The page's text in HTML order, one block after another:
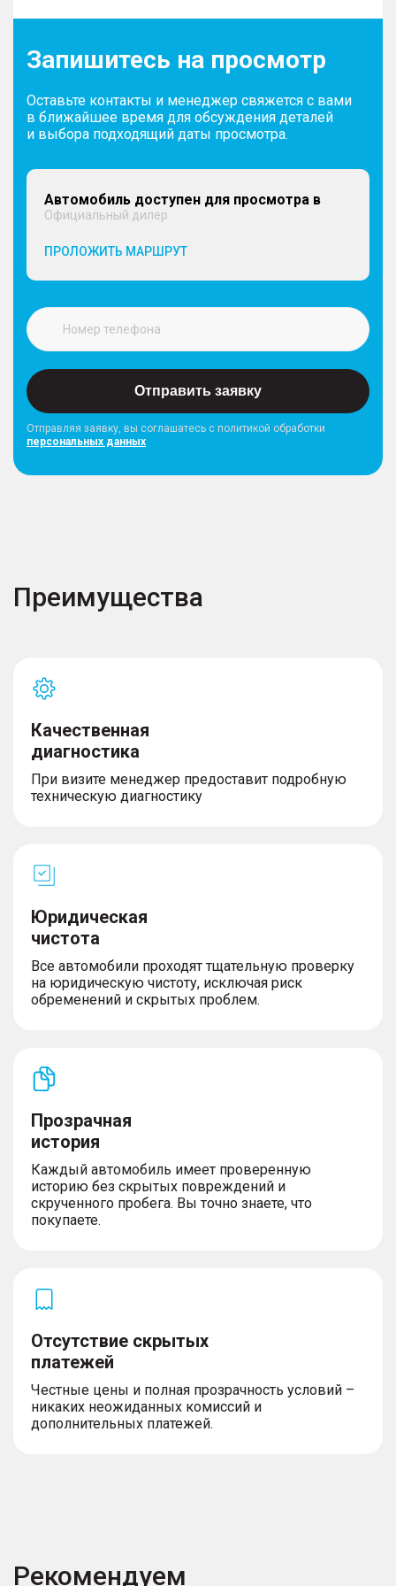
Запишитесь на просмотр
Оставьте контакты и менеджер свяжется с вами
в ближайшее время для обсуждения деталей
и выбора подходящий даты просмотра.
Автомобиль доступен для просмотра в
Официальный дилер
ПРОЛОЖИТЬ МАРШРУТ
Отправить заявку
Отправляя заявку, вы соглашатесь с политикой обработки
персональных данных
Преимущества
Качественная
диагностика
При визите менеджер предоставит подробную
техническую диагностику
Юридическая
чистота
Все автомобили проходят тщательную проверку
на юридическую чистоту, исключая риск
обременений и скрытых проблем.
Прозрачная
история
Каждый автомобиль имеет проверенную
историю без скрытых повреждений и
скрученного пробега. Вы точно знаете, что
покупаете.
Отсутствие скрытых
платежей
Честные цены и полная прозрачность условий –
никаких неожиданных комиссий и
дополнительных платежей.
Рекомендуем